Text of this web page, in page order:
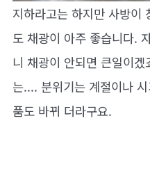
지하라고는 하지만 사방이
도 채광이 아주 좋습니다.
니 채광이 안되면 큰일이
는.... 분위기는 계절이나
품도 바뀌 더라구요.